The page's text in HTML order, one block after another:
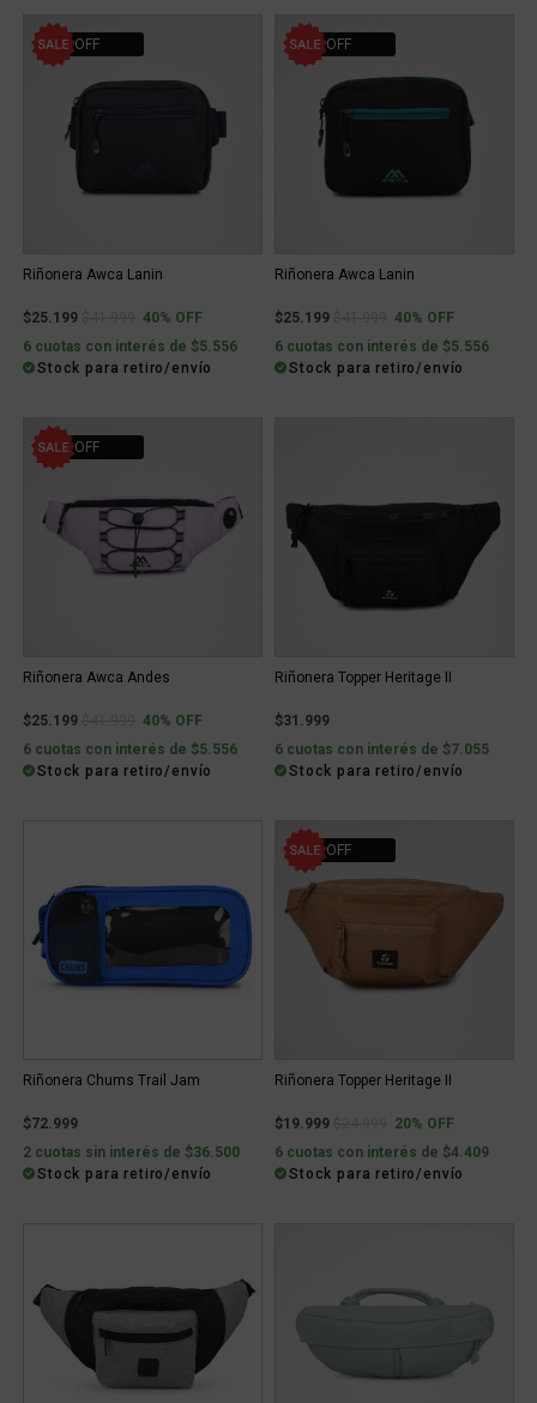
40% OFF
Riñonera Awca Lanin
$25.199 Price reduced from
to40% OFF
6 cuotas con interés de $5.556
Stock para retiro/envío
40% OFF
Riñonera Awca Lanin
$25.199 Price reduced from
to40% OFF
6 cuotas con interés de $5.556
Stock para retiro/envío
40% OFF
Riñonera Awca Andes
$25.199 Price reduced from
to40% OFF
6 cuotas con interés de $5.556
Stock para retiro/envío
Riñonera Topper Heritage II
$31.999
6 cuotas con interés de $7.055
Stock para retiro/envío
Riñonera Chums Trail Jam
$72.999
2 cuotas sin interés de $36.500
Stock para retiro/envío
20% OFF
Riñonera Topper Heritage II
$19.999 Price reduced from
to20% OFF
6 cuotas con interés de $4.409
Stock para retiro/envío